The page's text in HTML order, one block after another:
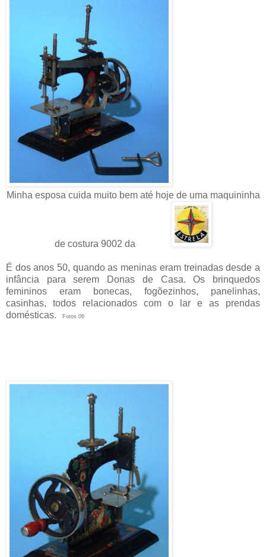
Minha esposa cuida muito bem até hoje de uma maquininha
de costura 9002 da
É dos anos 50, quando as meninas eram treinadas desde a
infância para serem Donas de Casa. Os brinquedos
femininos eram bonecas, fogõezinhos, panelinhas,
casinhas, todos relacionados com o lar e as prendas
domésticas.
Fotos 06